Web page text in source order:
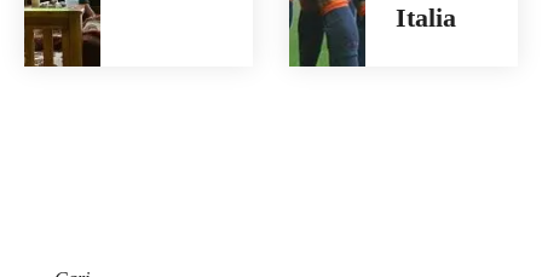
Italia